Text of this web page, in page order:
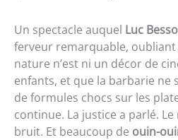
Un spectacle auquel Luc
ferveur remarquable, oubliant
nature n’est ni un décor de
enfants, et que la barbarie ne
de formules chocs sur les
continue. La justice a parlé. Le
bruit. Et beaucoup de ouin-